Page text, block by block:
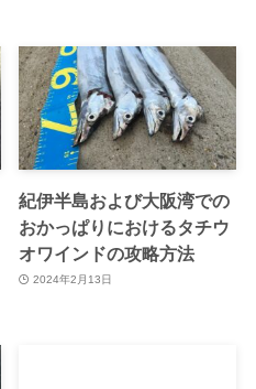
紀伊半島および大阪湾での
おかっぱりにおけるタチウ
オワインドの攻略方法
2024年2月13日